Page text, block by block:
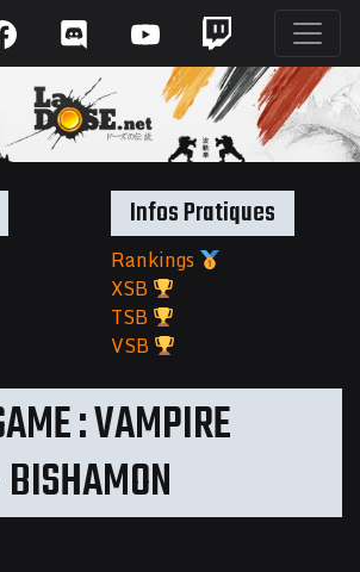
: VAMPIRE
Infos Pratiques
Rankings
XSB
TSB
VSB